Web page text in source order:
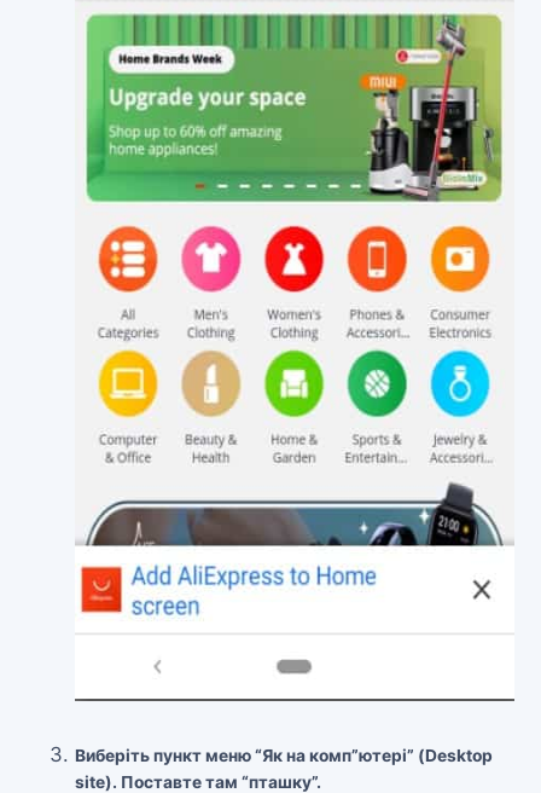
Виберіть пункт меню “Як на комп”ютері” (Desktop
site). Поставте там “пташку”.